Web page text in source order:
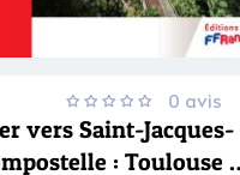
0 avis
vers Saint-Jacques-
: Toulouse -